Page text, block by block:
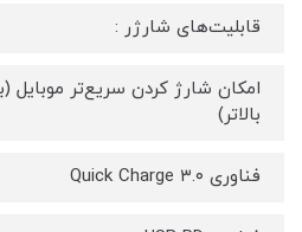
قابلیت‌های شارژر :
بالاتر)
فناوری Quick Charge ۳.۰